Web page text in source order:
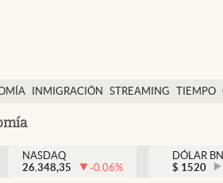
INMIGRACIÓN STREAMING TIEMPO
México
NASDAQ
26.348,35
-0.06%
DÓLAR
$ 1520